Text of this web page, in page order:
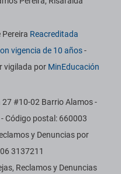
Pereira Reacreditada
vigencia de 10 años-
vigilada por MinEducación
#10-02 Barrio Alamos -
Código postal: 660003
y Denuncias por
3137211
Reclamos y Denuncias